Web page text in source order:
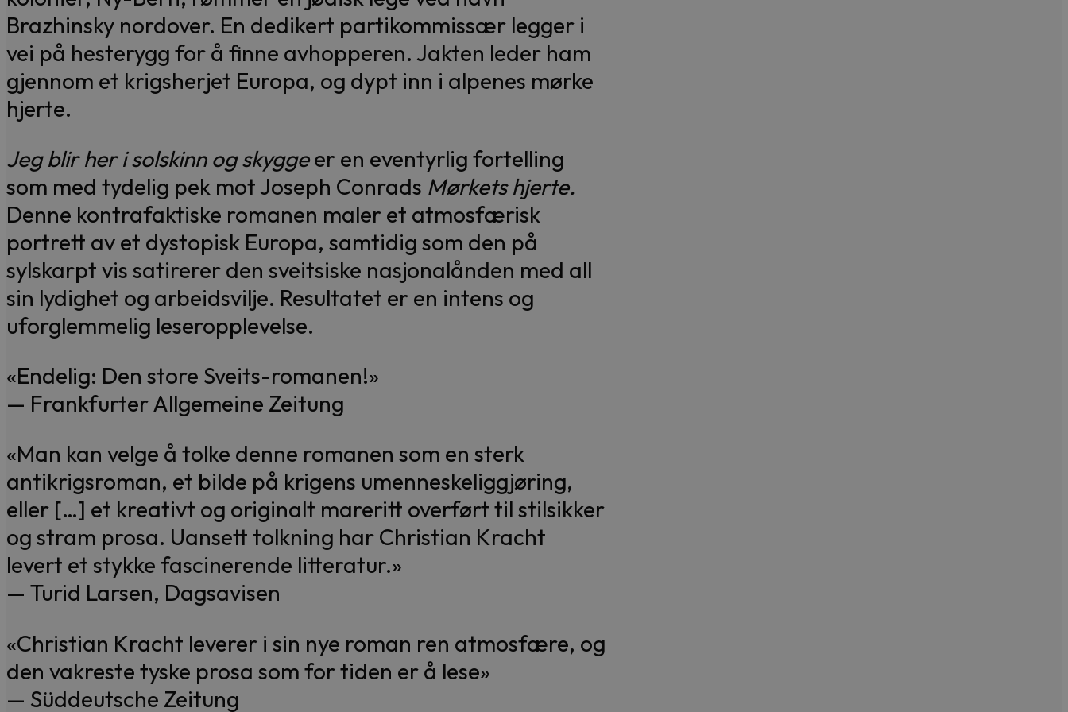
Brazhinsky nordover. En dedikert partikommissær legger i
vei på hesterygg for å finne avhopperen. Jakten leder ham
gjennom et krigsherjet Europa, og dypt inn i alpenes mørke
hjerte.
Jeg blir her i solskinn og skyggeer en eventyrlig fortelling
som med tydelig pek mot Joseph Conrads Mørkets hjerte.
Denne kontrafaktiske romanen maler et atmosfærisk
portrett av et dystopisk Europa, samtidig som den på
sylskarpt vis satirerer den sveitsiske nasjonalånden med all
sin lydighet og arbeidsvilje. Resultatet er en intens og
uforglemmelig leseropplevelse.
«Endelig: Den store Sveits-romanen!»
— Frankfurter Allgemeine Zeitung
«Man kan velge å tolke denne romanen som en sterk
antikrigsroman, et bilde på krigens umenneskeliggjøring,
eller […] et kreativt og originalt mareritt overført til stilsikker
og stram prosa. Uansett tolkning har Christian Kracht
levert et stykke fascinerende litteratur.»
— Turid Larsen, Dagsavisen
«Christian Kracht leverer i sin nye roman ren atmosfære, og
den vakreste tyske prosa som for tiden er å lese»
— Süddeutsche Zeitung